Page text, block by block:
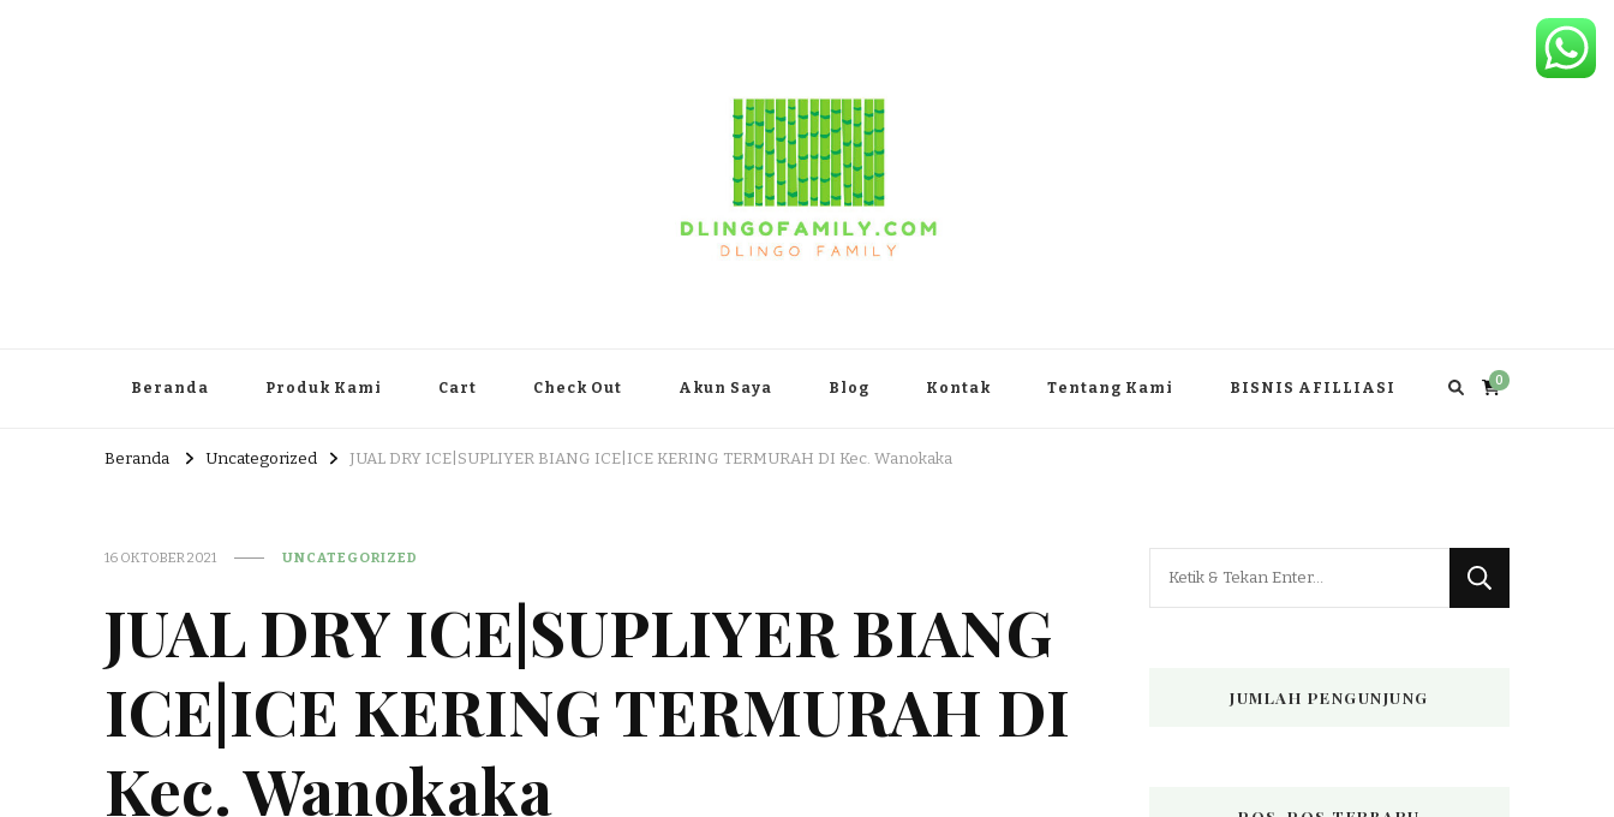
Beranda Produk Kami Cart Check Out Akun Saya Blog Kontak Tentang Kami BISNIS AFILLIASI 0
Beranda Uncategorized JUAL DRY ICE|SUPLIYER BIANG ICE|ICE KERING TERMURAH DI Kec. Wanokaka
16 OKTOBER 2021 UNCATEGORIZED
JUAL DRY ICE|SUPLIYER BIANG
ICE|ICE KERING TERMURAH DI
Kec. Wanokaka
JUMLAH PENGUNJUNG